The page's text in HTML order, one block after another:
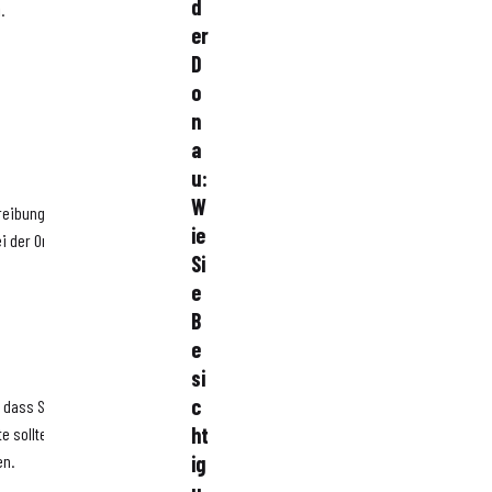
Organisation
Organisation
Sie alle notwendigen
Aspekte wie
d
er
D
o
n
a
u:
W
ie
Si
e
B
e
si
c
ht
ig